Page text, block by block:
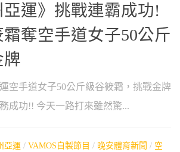
亞運》挑戰連霸成功!
霜奪空手道女子50公斤
牌
空手道女子50公斤級谷筱霜，挑戰金牌
成功!! 今天一路打來雖然驚...
亞運 / VAMOS自製節目 / 晚安體育新聞 / 空